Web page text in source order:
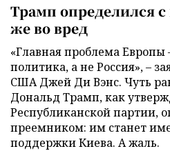
Трамп определился
же во вред
«Главная проблема Европы
политика, а не Россия», –
США Джей Ди Вэнс. Чуть
Дональд Трамп, как
Республиканской партии,
преемником: им станет
поддержки Киева. А жаль.